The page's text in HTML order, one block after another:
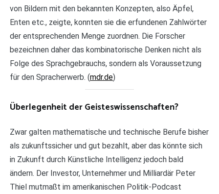
von Bildern mit den bekannten Konzepten, also Äpfel,
Enten etc., zeigte, konnten sie die erfundenen Zahlwörter
der entsprechenden Menge zuordnen. Die Forscher
bezeichnen daher das kombinatorische Denken nicht als
Folge des Sprachgebrauchs, sondern als Voraussetzung
für den Spracherwerb. (mdr.de)
Überlegenheit der Geisteswissenschaften?
Zwar galten mathematische und technische Berufe bisher
als zukunftssicher und gut bezahlt, aber das könnte sich
in Zukunft durch Künstliche Intelligenz jedoch bald
ändern. Der Investor, Unternehmer und Milliardär Peter
Thiel mutmaßt im amerikanischen Politik-Podcast